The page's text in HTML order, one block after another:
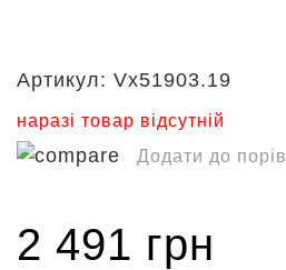
Артикул: Vx51903.19
наразі товар відсутній
Додати до
2 491 грн